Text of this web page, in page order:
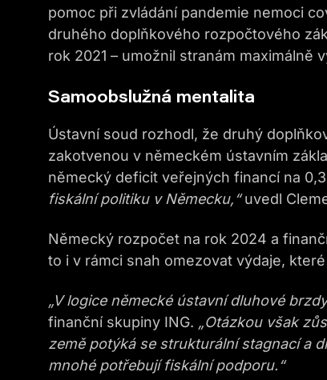
pomoc při zvládání pandemie nemoci
druhého doplňkového rozpočtového
rok 2021 – umožnil stranám
Samoobslužná mentalita
Ústavní soud rozhodl, že druhý
zakotvenou v německém ústavním
německý deficit veřejných financí na
fiskální politiku v Německu,“uvedl
Německý rozpočet na rok 2024 a
to i v rámci snah omezovat výdaje,
„V logice německé ústavní dluhové
finanční skupiny ING. „Otázkou však
země potýká se strukturální stagnací a
mnohé potřebují fiskální podporu.“